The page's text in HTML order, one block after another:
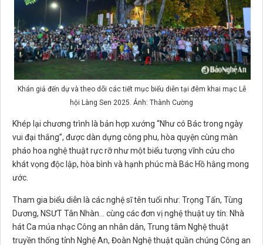
Khán giả đến dự và theo dõi các tiết mục biểu diễn tại đêm khai mạc Lễ
hội Làng Sen 2025. Ảnh: Thành Cường
Khép lại chương trình là bản hợp xướng “Như có Bác trong ngày
vui đại thắng”, được dàn dựng công phu, hòa quyện cùng màn
pháo hoa nghệ thuật rực rỡ như một biểu tượng vĩnh cửu cho
khát vọng độc lập, hòa bình và hạnh phúc mà Bác Hồ hằng mong
ước.
Tham gia biểu diễn là các nghệ sĩ tên tuổi như: Trọng Tấn, Tùng
Dương, NSƯT Tân Nhàn… cùng các đơn vị nghệ thuật uy tín: Nhà
hát Ca múa nhạc Công an nhân dân, Trung tâm Nghệ thuật
truyền thống tỉnh Nghệ An, Đoàn Nghệ thuật quần chúng Công an